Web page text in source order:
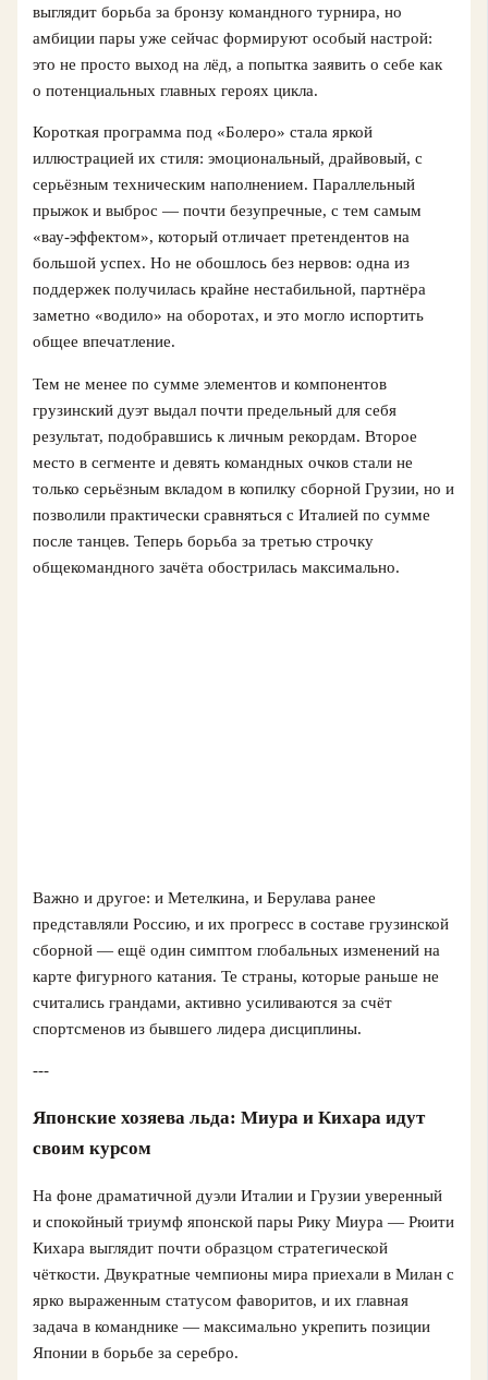
выглядит борьба за бронзу командного турнира, но
амбиции пары уже сейчас формируют особый настрой:
это не просто выход на лёд, а попытка заявить о себе как
о потенциальных главных героях цикла.
Короткая программа под «Болеро» стала яркой
иллюстрацией их стиля: эмоциональный, драйвовый, с
серьёзным техническим наполнением. Параллельный
прыжок и выброс — почти безупречные, с тем самым
«вау-эффектом», который отличает претендентов на
большой успех. Но не обошлось без нервов: одна из
поддержек получилась крайне нестабильной, партнёра
заметно «водило» на оборотах, и это могло испортить
общее впечатление.
Тем не менее по сумме элементов и компонентов
грузинский дуэт выдал почти предельный для себя
результат, подобравшись к личным рекордам. Второе
место в сегменте и девять командных очков стали не
только серьёзным вкладом в копилку сборной Грузии, но и
позволили практически сравняться с Италией по сумме
после танцев. Теперь борьба за третью строчку
общекомандного зачёта обострилась максимально.
Важно и другое: и Метелкина, и Берулава ранее
представляли Россию, и их прогресс в составе грузинской
сборной — ещё один симптом глобальных изменений на
карте фигурного катания. Те страны, которые раньше не
считались грандами, активно усиливаются за счёт
спортсменов из бывшего лидера дисциплины.
---
Японские хозяева льда: Миура и Кихара идут
своим курсом
На фоне драматичной дуэли Италии и Грузии уверенный
и спокойный триумф японской пары Рику Миура — Рюити
Кихара выглядит почти образцом стратегической
чёткости. Двукратные чемпионы мира приехали в Милан с
ярко выраженным статусом фаворитов, и их главная
задача в команднике — максимально укрепить позиции
Японии в борьбе за серебро.